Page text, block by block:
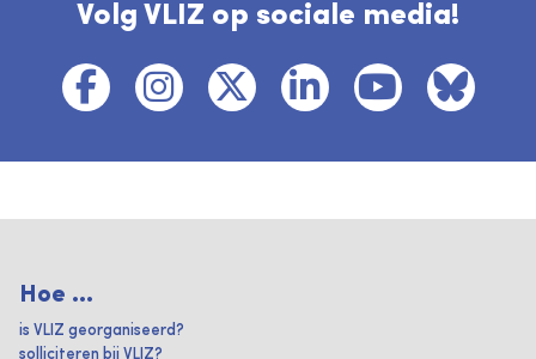
Volg VLIZ op sociale media!
Hoe ...
is VLIZ georganiseerd?
solliciteren bij VLIZ?